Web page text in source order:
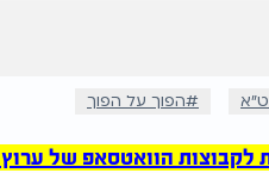
הפוך על הפוך
הוואטסאפ של ערוץ 2000 >>>